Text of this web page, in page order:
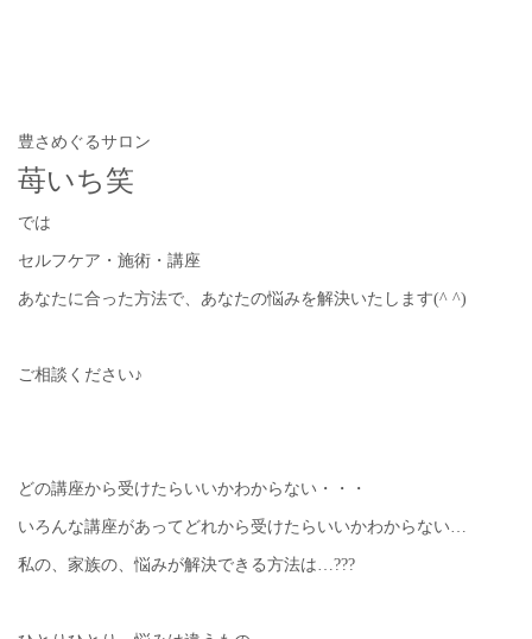
豊さめぐるサロン
苺いち笑
では
セルフケア・施術・講座
あなたに合った方法で、あなたの悩みを解決いたします(^ ^)
ご相談ください♪
どの講座から受けたらいいかわからない・・・
いろんな講座があってどれから受けたらいいかわからない…
私の、家族の、悩みが解決できる方法は…???